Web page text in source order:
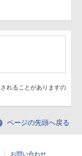
れることがありますの
ページの先頭へ戻る
お問い合わせ